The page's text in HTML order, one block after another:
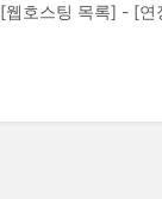
호스팅 목록] - [연